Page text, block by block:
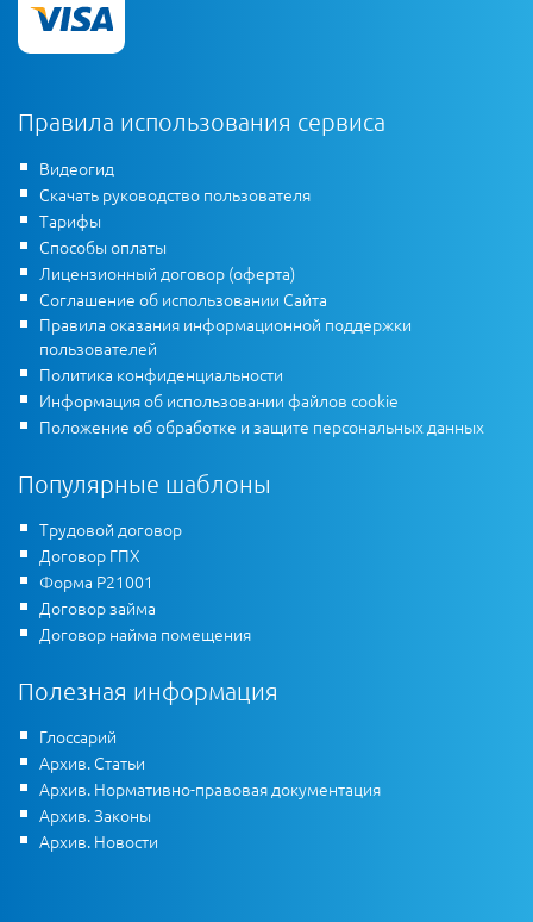
Правила использования сервиса
Видеогид
Скачать руководство пользователя
Тарифы
Способы оплаты
Лицензионный договор (оферта)
Соглашение об использовании Сайта
Правила оказания информационной поддержки
пользователей
Политика конфиденциальности
Информация об использовании файлов cookie
Положение об обработке и защите персональных данных
Популярные шаблоны
Трудовой договор
Договор ГПХ
Форма Р21001
Договор займа
Договор найма помещения
Полезная информация
Глоссарий
Архив. Статьи
Архив. Нормативно-правовая документация
Архив. Законы
Архив. Новости